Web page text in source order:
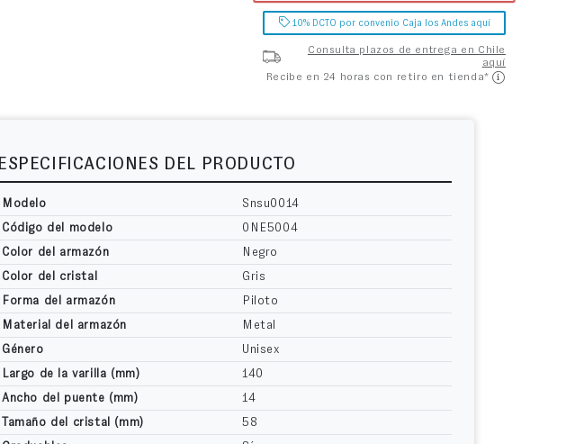
10% DCTO por convenio Caja los Andes aquí
Consulta plazos de entrega en Chile
aquí
Recibe en 24 horas con retiro en tienda*
ESPECIFICACIONES DEL PRODUCTO
Modelo
Snsu0014
Código del modelo
0NE5004
Color del armazón
Negro
Color del cristal
Gris
Forma del armazón
Piloto
Material del armazón
Metal
Género
Unisex
Largo de la varilla (mm)
140
Ancho del puente (mm)
14
Tamaño del cristal (mm)
58